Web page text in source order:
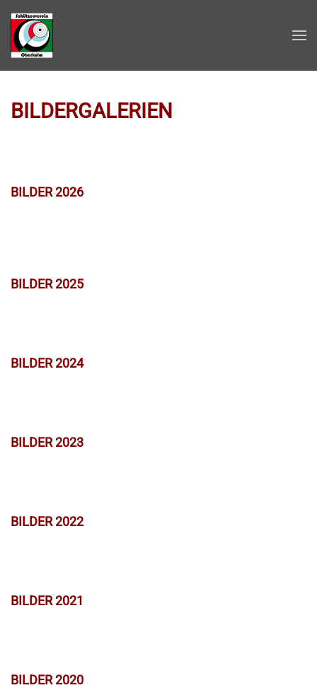
Zum Hauptinhalt springen
BILDERGALERIEN
BILDER 2026
BILDER 2025
BILDER 2024
BILDER 2023
BILDER 2022
BILDER 2021
BILDER 2020